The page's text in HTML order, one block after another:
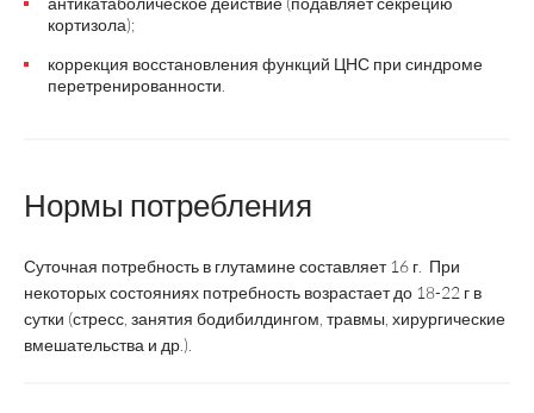
кортизола);
коррекция восстановления функций ЦНС при синдроме
перетренированности.
Нормы потребления
Суточная потребность в глутамине составляет 16 г. При
некоторых состояниях потребность возрастает до 18-22 г в
сутки (стресс, занятия бодибилдингом, травмы, хирургические
вмешательства и др.).